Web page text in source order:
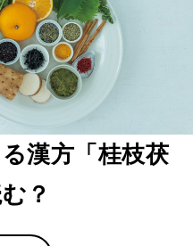
漢方「桂枝茯
？